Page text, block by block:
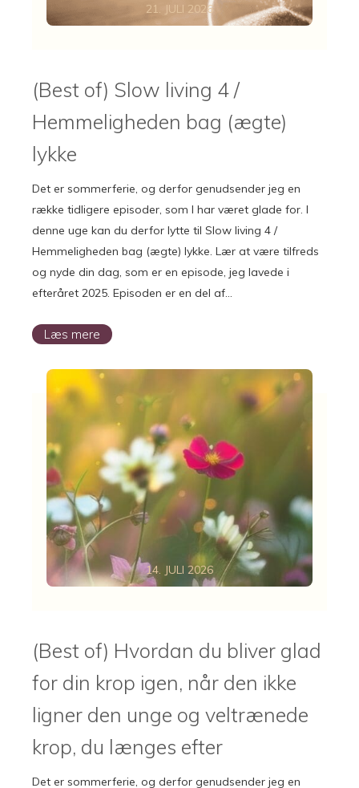
(Best of) Slow living 4 /
Hemmeligheden bag (ægte)
lykke
21. JULI 2026
Det er sommerferie, og derfor genudsender jeg en
række tidligere episoder, som I har været glade for. I
denne uge kan du derfor lytte til Slow living 4 /
Hemmeligheden bag (ægte) lykke. Lær at være tilfreds
og nyde din dag, som er en episode, jeg lavede i
efteråret 2025. Episoden er en del af…
Læs mere
(Best of) Hvordan du bliver glad
for din krop igen, når den ikke
ligner den unge og veltrænede
krop, du længes efter
14. JULI 2026
Det er sommerferie, og derfor genudsender jeg en